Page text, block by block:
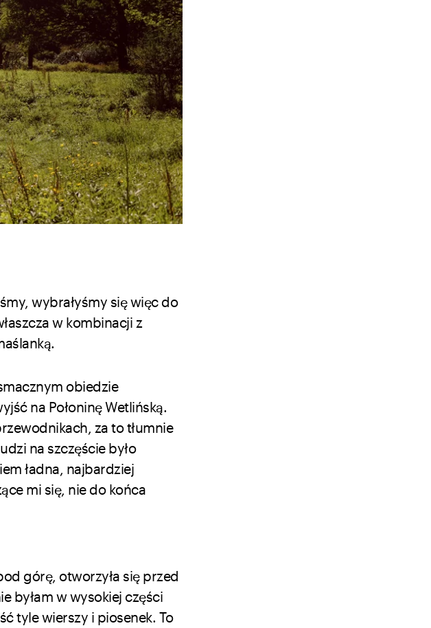
wybrałyśmy się więc do
w kombinacji z
obiedzie
na Połoninę Wetlińską.
za to tłumnie
na szczęście było
ładna, najbardziej
mi się, nie do końca
górę, otworzyła się przed
byłam w wysokiej części
tyle wierszy i piosenek. To